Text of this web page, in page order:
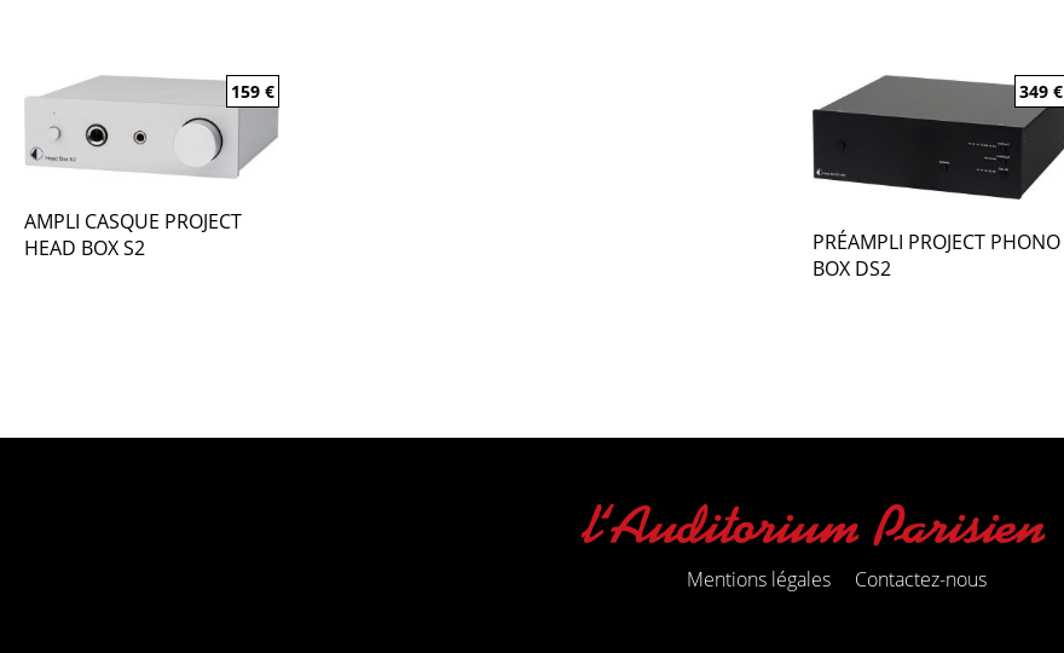
AMPLI CASQUE PROJECT
HEAD BOX S2
159€
PRÉAMPLI PROJECT PHONO
BOX DS2
349€
Mentions légales Contactez-nous